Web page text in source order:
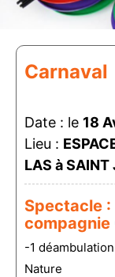
Carnaval
Date : le 18
Lieu :
LAS à
Spectacle :
compagnie
-1
Nature